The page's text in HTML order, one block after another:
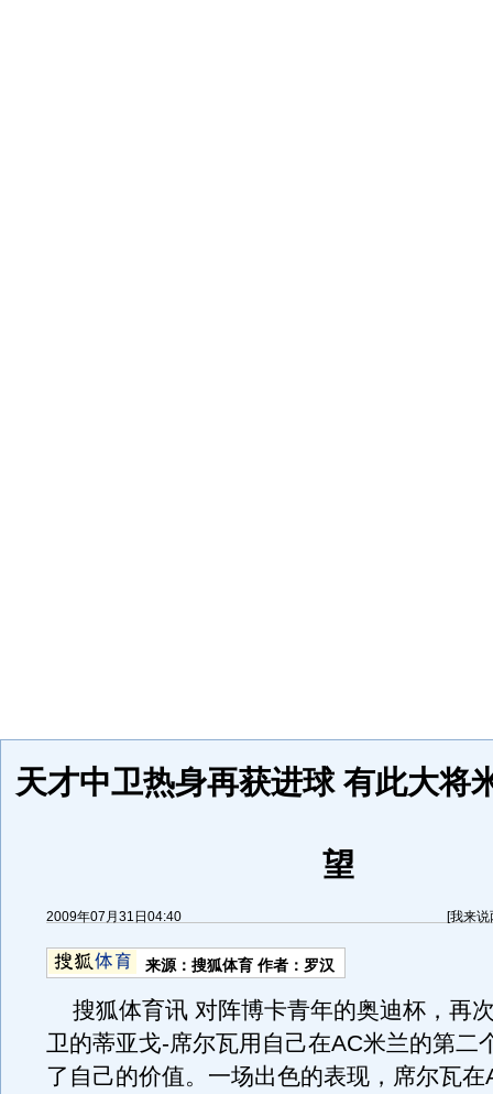
天才中卫热身再获进球 有此大将
望
2009年07月31日04:40 [我来说
来源： 搜狐体育作者：罗汉
搜狐体育讯 对阵博卡青年的奥迪杯，再
卫的蒂亚戈-席尔瓦用自己在AC米兰的第二
了自己的价值。一场出色的表现，席尔瓦在